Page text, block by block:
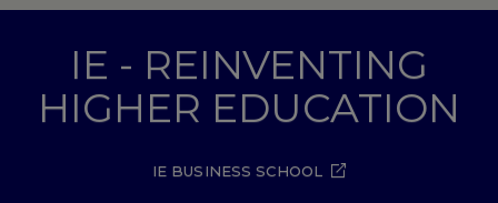
IE - REINVENTING
HIGHER EDUCATION
IE BUSINESS SCHOOL